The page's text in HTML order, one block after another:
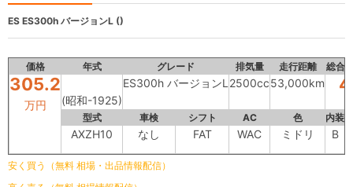
ES ES300h バージョンL ()
価格 年式 グレード 排気量 走行距離 総合
305.2
万円 (昭和-1925)
ES300h バージョンL 2500cc53,000km 4
型式 車検 シフト AC 色 内装
AXZH10 なし FAT WAC ミドリ B
安く買う（無料 相場・出品情報配信）